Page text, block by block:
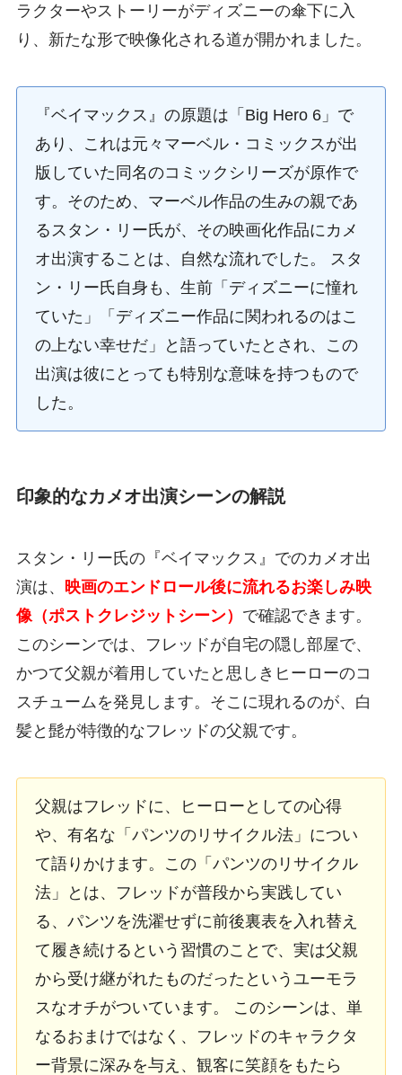
ラクターやストーリーがディズニーの傘下に入
り、新たな形で映像化される道が開かれました。
『ベイマックス』の原題は「Big Hero 6」で
あり、これは元々マーベル・コミックスが出
版していた同名のコミックシリーズが原作で
す。そのため、マーベル作品の生みの親であ
るスタン・リー氏が、その映画化作品にカメ
オ出演することは、自然な流れでした。 スタ
ン・リー氏自身も、生前「ディズニーに憧れ
ていた」「ディズニー作品に関われるのはこ
の上ない幸せだ」と語っていたとされ、この
出演は彼にとっても特別な意味を持つもので
した。
印象的なカメオ出演シーンの解説
スタン・リー氏の『ベイマックス』でのカメオ出
演は、 映画のエンドロール後に流れるお楽しみ映
像（ポストクレジットシーン） で確認できます。
このシーンでは、フレッドが自宅の隠し部屋で、
かつて父親が着用していたと思しきヒーローのコ
スチュームを発見します。そこに現れるのが、白
髪と髭が特徴的なフレッドの父親です。
父親はフレッドに、ヒーローとしての心得
や、有名な「パンツのリサイクル法」につい
て語りかけます。この「パンツのリサイクル
法」とは、フレッドが普段から実践してい
る、パンツを洗濯せずに前後裏表を入れ替え
て履き続けるという習慣のことで、実は父親
から受け継がれたものだったというユーモラ
スなオチがついています。 このシーンは、単
なるおまけではなく、フレッドのキャラクタ
ー背景に深みを与え、観客に笑顔をもたら